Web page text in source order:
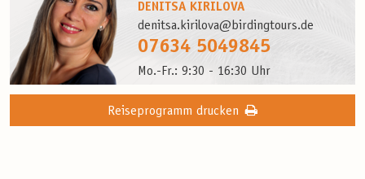
DENITSA KIRILOVA
denitsa.kirilova@birdingtours.de
07634 5049845
Mo.-Fr.: 9:30 - 16:30 Uhr
Reiseprogramm drucken